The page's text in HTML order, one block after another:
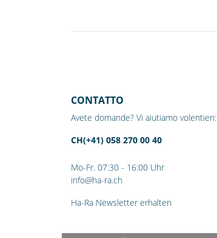
CONTATTO
Avete domande? Vi aiutiamo volentieri:
CH(+41) 058 270 00 40
Mo-Fr. 07:30 - 16:00 Uhr
info@ha-ra.ch
Ha-Ra Newsletter erhalten